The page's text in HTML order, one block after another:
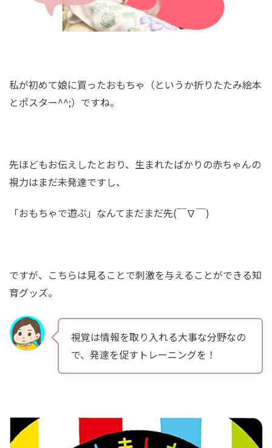
私が初めて娘に買ったおもちゃ（というか折りたたみ絵本
とポスター^^;）ですね。
先ほどもお伝えしたとおり、生まれたばかりの赤ちゃんの
視力はまだ未発達ですし、
「おもちゃで遊ぶ」なんてまだまだ先(￣∇￣)
ですが、こちらは見ることで刺激を与えることができる知
育グッズ。
視覚は情報を取り入れる大事な分野なの
で、発達を促すトレーニングを！